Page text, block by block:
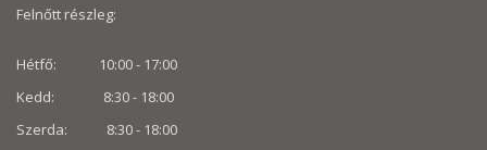
Felnőtt részleg:
Hétfő: 10:00 - 17:00
Kedd: 8:30 - 18:00
Szerda: 8:30 - 18:00